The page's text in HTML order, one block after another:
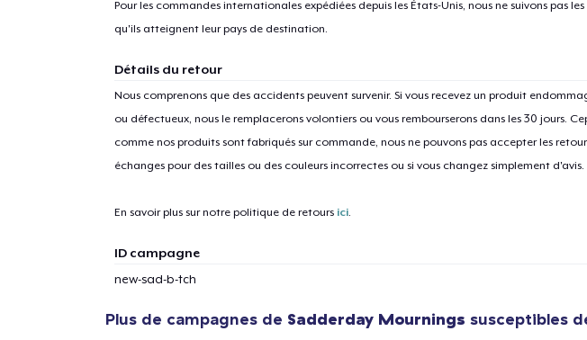
Pour les commandes internationales expédiées depuis les États-Unis, nous ne suivons pas
qu'ils atteignent leur pays de destination.
Détails du retour
Nous comprenons que des accidents peuvent survenir. Si vous recevez un produit
ou défectueux, nous le remplacerons volontiers ou vous rembourserons dans les 30 jours.
comme nos produits sont fabriqués sur commande, nous ne pouvons pas accepter les
échanges pour des tailles ou des couleurs incorrectes ou si vous changez simplement d'avis.
En savoir plus sur notre politique de retours ici.
ID campagne
new-sad-b-tch
Plus de campagnes de Sadderday Mournings susceptibles
Classic Crew Neck T-Shirt